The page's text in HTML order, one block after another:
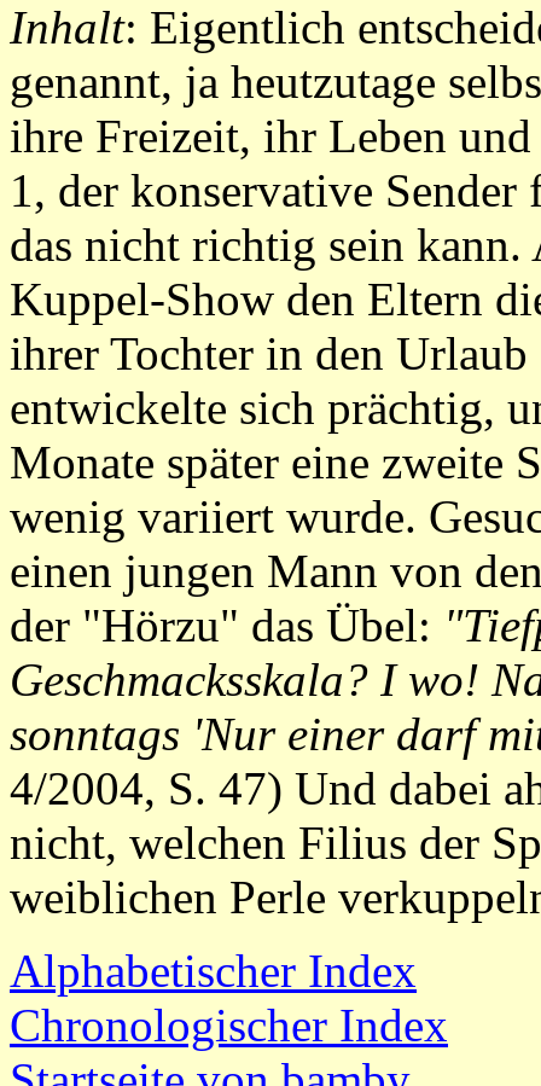
Inhalt: Eigentlich
genannt, ja heutzutage
ihre Freizeit, ihr Leben
1, der konservative
das nicht richtig sein
Kuppel-Show den Eltern
ihrer Tochter in den
entwickelte sich prächtig,
Monate später eine zweite
wenig variiert wurde.
einen jungen Mann von
der "Hörzu" das Übel:
Geschmacksskala? I wo!
sonntags 'Nur einer darf
4/2004, S. 47) Und dabei
nicht, welchen Filius der
weiblichen Perle
Alphabetischer Index
Chronologischer Index